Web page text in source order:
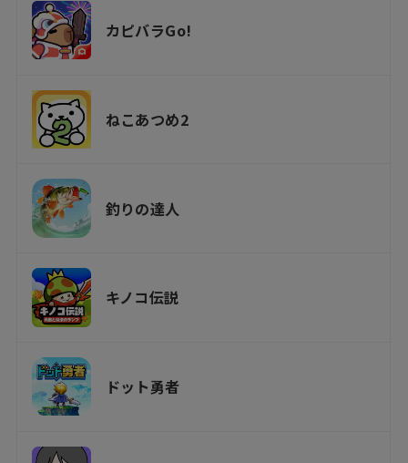
カピバラGo!
ねこあつめ2
釣りの達人
キノコ伝説
ドット勇者